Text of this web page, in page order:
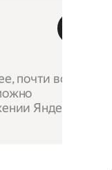
почти все
Яндекс